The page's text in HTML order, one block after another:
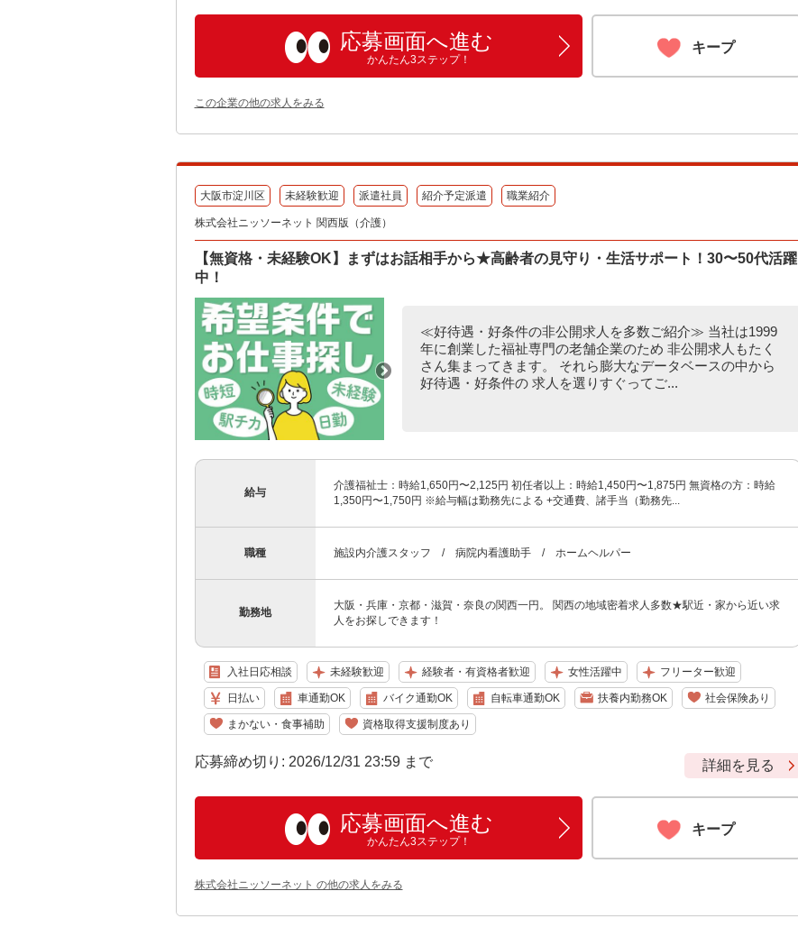
応募画面へ進む
かんたん3ステップ！
キープ
この企業の他の求人をみる
大阪市淀川区 未経験歓迎 派遣社員 紹介予定派遣 職業紹介
株式会社ニッソーネット 関西版（介護）
【無資格・未経験OK】まずはお話相手から★高齢者の見守り・生活サポート！30〜50代活躍
中！
≪好待遇・好条件の非公開求人を多数ご紹介≫ 当社は1999
年に創業した福祉専門の老舗企業のため 非公開求人もたく
さん集まってきます。 それら膨大なデータベースの中から
好待遇・好条件の 求人を選りすぐってご...
給与
介護福祉士：時給1,650円〜2,125円 初任者以上：時給1,450円〜1,875円 無資格の方：時給
1,350円〜1,750円 ※給与幅は勤務先による +交通費、諸手当（勤務先...
職種 施設内介護スタッフ / 病院内看護助手 / ホームヘルパー
勤務地
大阪・兵庫・京都・滋賀・奈良の関西一円。 関西の地域密着求人多数★駅近・家から近い求
人をお探しできます！
入社日応相談 未経験歓迎 経験者・有資格者歓迎 女性活躍中 フリーター歓迎
日払い 車通勤OK バイク通勤OK 自転車通勤OK 扶養内勤務OK 社会保険あり
まかない・食事補助 資格取得支援制度あり
応募締め切り: 2026/12/31 23:59 まで 詳細を見る
応募画面へ進む
かんたん3ステップ！
キープ
株式会社ニッソーネット の他の求人をみる